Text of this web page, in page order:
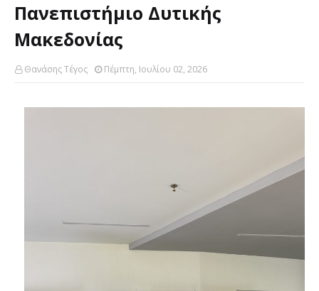
Πανεπιστήμιο Δυτικής
Μακεδονίας
Θανάσης Τέγος Πέμπτη, Ιουλίου 02, 2026